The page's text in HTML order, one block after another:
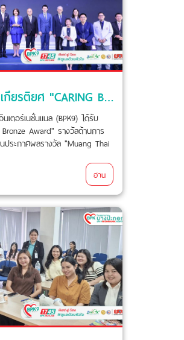
BPK9 ได้รับรางวัลเกียรติยศ "CARING Bronze Award" รางวัลด้านการดูแลใส่ใจอย่างเป็นเลิศ ในงานประกาศผลรางวัล "Muang Thai Life Assurance Hospital Awards 2025"
เตอร์เนชั่นแนล (BPK9) ได้รับ
Award" รางวัลด้านการ
นประกาศผลรางวัล "Muang Thai
เทพฯ เมื่อวันที่ 3 กรกฎาคมอ่าน